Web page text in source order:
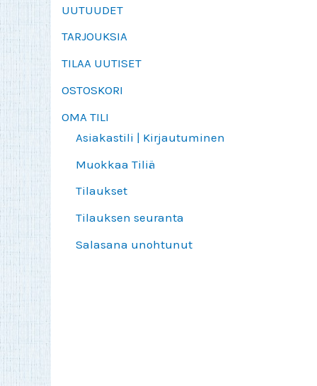
UUTUUDET
TARJOUKSIA
TILAA UUTISET
OSTOSKORI
OMA TILI
Asiakastili | Kirjautuminen
Muokkaa Tiliä
Tilaukset
Tilauksen seuranta
Salasana unohtunut